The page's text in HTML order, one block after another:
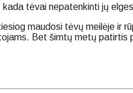
tėvai nepatenkinti jų
maudosi tėvų meilėje ir
Bet šimtų metų patirtis